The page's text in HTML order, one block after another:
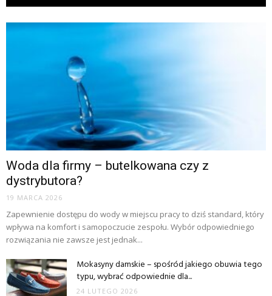
Woda dla firmy – butelkowana czy z
dystrybutora?
19 MARCA 2026
Zapewnienie dostępu do wody w miejscu pracy to dziś standard, który
wpływa na komfort i samopoczucie zespołu. Wybór odpowiedniego
rozwiązania nie zawsze jest jednak...
Mokasyny damskie – spośród jakiego obuwia tego
typu, wybrać odpowiednie dla...
24 LUTEGO 2026